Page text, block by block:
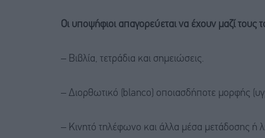
Οι υποψήφιοι απαγορεύεται να έχουν μαζί τους
– Βιβλία, τετράδια και σημειώσεις.
– Διορθωτικό (blanco) οποιασδήποτε μορφής
– Κινητό τηλέφωνο και άλλα μέσα μετάδοσης ή